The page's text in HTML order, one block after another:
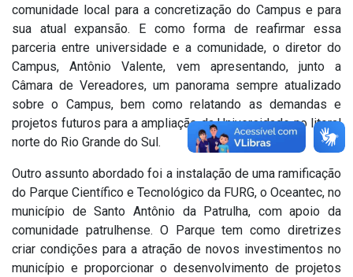
comunidade local para a concretização do Campus e para
sua atual expansão. E como forma de reafirmar essa
parceria entre universidade e a comunidade, o diretor do
Campus, Antônio Valente, vem apresentando, junto a
Câmara de Vereadores, um panorama sempre atualizado
sobre o Campus, bem como relatando as demandas e
projetos futuros para a ampliação da Universidade no litoral
norte do Rio Grande do Sul.
Outro assunto abordado foi a instalação de uma ramificação
do Parque Científico e Tecnológico da FURG, o Oceantec, no
município de Santo Antônio da Patrulha, com apoio da
comunidade patrulhense. O Parque tem como diretrizes
criar condições para a atração de novos investimentos no
município e proporcionar o desenvolvimento de projetos